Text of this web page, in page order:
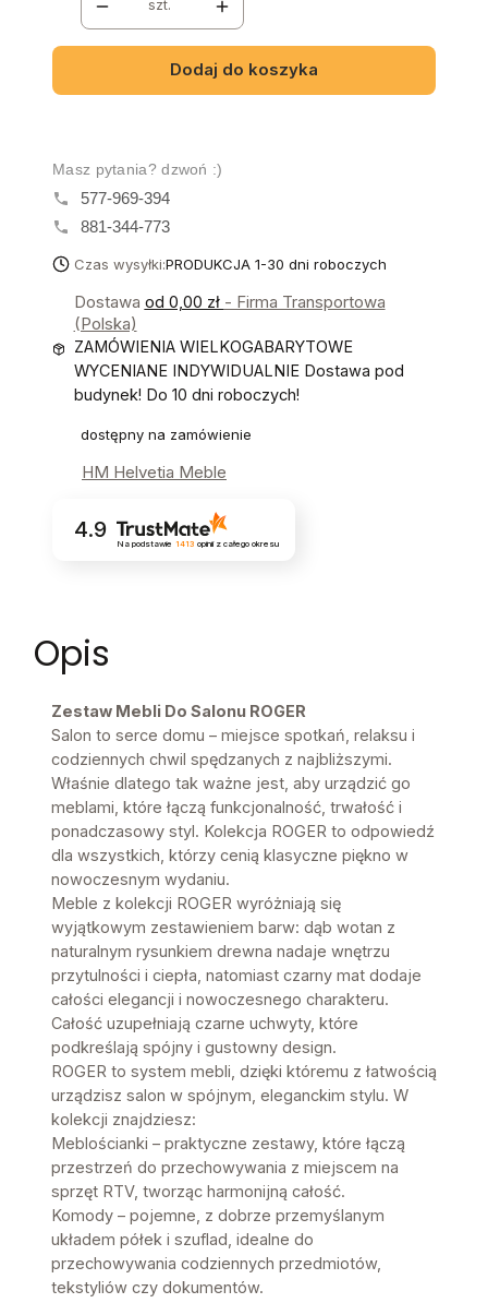
szt.
Dodaj do koszyka
Masz pytania? dzwoń :)
577-969-394
881-344-773
Czas wysyłki:PRODUKCJA 1-30 dni roboczych
Dostawa od 0,00 zł - Firma Transportowa
(Polska)
ZAMÓWIENIA WIELKOGABARYTOWE
WYCENIANE INDYWIDUALNIE Dostawa pod
budynek! Do 10 dni roboczych!
dostępny na zamówienie
HM Helvetia Meble
4.9
Na podstawie 1413 opinii z całego okresu
Opis
Zestaw Mebli Do Salonu ROGER
Salon to serce domu – miejsce spotkań, relaksu i
codziennych chwil spędzanych z najbliższymi.
Właśnie dlatego tak ważne jest, aby urządzić go
meblami, które łączą funkcjonalność, trwałość i
ponadczasowy styl. Kolekcja ROGER to odpowiedź
dla wszystkich, którzy cenią klasyczne piękno w
nowoczesnym wydaniu.
Meble z kolekcji ROGER wyróżniają się
wyjątkowym zestawieniem barw: dąb wotan z
naturalnym rysunkiem drewna nadaje wnętrzu
przytulności i ciepła, natomiast czarny mat dodaje
całości elegancji i nowoczesnego charakteru.
Całość uzupełniają czarne uchwyty, które
podkreślają spójny i gustowny design.
ROGER to system mebli, dzięki któremu z łatwością
urządzisz salon w spójnym, eleganckim stylu. W
kolekcji znajdziesz:
Meblościanki – praktyczne zestawy, które łączą
przestrzeń do przechowywania z miejscem na
sprzęt RTV, tworząc harmonijną całość.
Komody – pojemne, z dobrze przemyślanym
układem półek i szuflad, idealne do
przechowywania codziennych przedmiotów,
tekstyliów czy dokumentów.